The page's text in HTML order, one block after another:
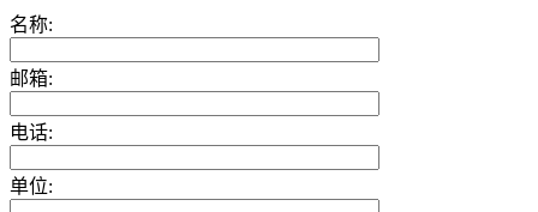
名称:
邮箱:
电话:
单位: